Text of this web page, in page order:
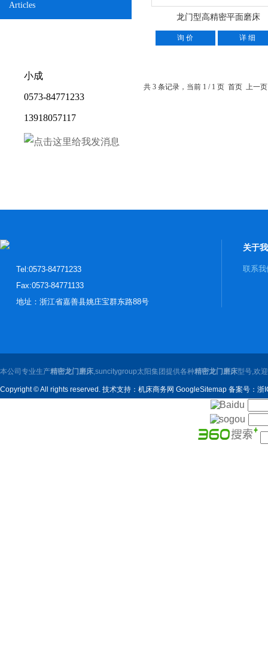
Articles
小成
0573-84771233
13918057117
龙门型高精密平面磨床
询 价 详 细
共 3 条记录，当前 1 / 1 页 首页 上一
Tel:0573-84771233
Fax:0573-84771133
地址：浙江省嘉善县姚庄宝群东路88号
关于
联系我
本公司专业生产精密龙门磨床,suncitygroup太阳集团提供各种精密龙门磨床型号,欢
Copyright © All rights reserved. 技术支持： 机床商务网 GoogleSitemap 备案号：浙